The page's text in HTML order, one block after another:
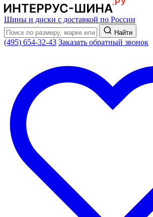
Шины и диски с доставкой по России
Найти
(495) 654-32-43 Заказать обратный звонок